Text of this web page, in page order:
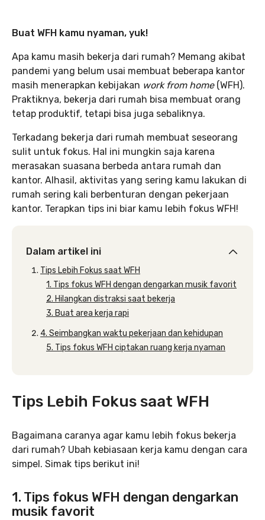
Buat WFH kamu nyaman, yuk!
Apa kamu masih bekerja dari rumah? Memang akibat
pandemi yang belum usai membuat beberapa kantor
masih menerapkan kebijakan work from home(WFH).
Praktiknya, bekerja dari rumah bisa membuat orang
tetap produktif, tetapi bisa juga sebaliknya.
Terkadang bekerja dari rumah membuat seseorang
sulit untuk fokus. Hal ini mungkin saja karena
merasakan suasana berbeda antara rumah dan
kantor. Alhasil, aktivitas yang sering kamu lakukan di
rumah sering kali berbenturan dengan pekerjaan
kantor. Terapkan tips ini biar kamu lebih fokus WFH!
Dalam artikel ini
Tips Lebih Fokus saat WFH
1. Tips fokus WFH dengan dengarkan musik favorit
2. Hilangkan distraksi saat bekerja
3. Buat area kerja rapi
4. Seimbangkan waktu pekerjaan dan kehidupan
5. Tips fokus WFH ciptakan ruang kerja nyaman
Tips Lebih Fokus saat WFH
Bagaimana caranya agar kamu lebih fokus bekerja
dari rumah? Ubah kebiasaan kerja kamu dengan cara
simpel. Simak tips berikut ini!
1. Tips fokus WFH dengan dengarkan
musik favorit